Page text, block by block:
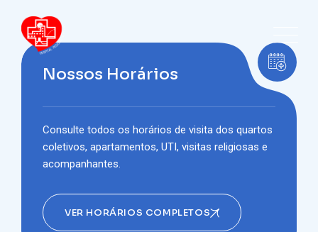
Nossos Horários
Consulte todos os horários de visita dos quartos
coletivos, apartamentos, UTI, visitas religiosas e
acompanhantes.
VER HORÁRIOS COMPLETOS